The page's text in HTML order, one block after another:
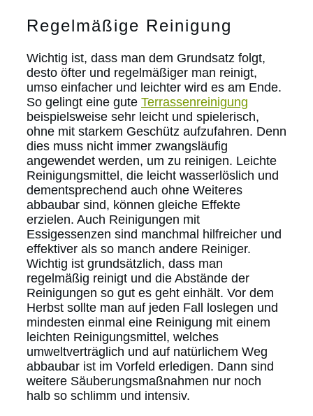
Regelmäßige Reinigung
Wichtig ist, dass man dem Grundsatz folgt,
desto öfter und regelmäßiger man reinigt,
umso einfacher und leichter wird es am Ende.
So gelingt eine gute Terrassenreinigung
beispielsweise sehr leicht und spielerisch,
ohne mit starkem Geschütz aufzufahren. Denn
dies muss nicht immer zwangsläufig
angewendet werden, um zu reinigen. Leichte
Reinigungsmittel, die leicht wasserlöslich und
dementsprechend auch ohne Weiteres
abbaubar sind, können gleiche Effekte
erzielen. Auch Reinigungen mit
Essigessenzen sind manchmal hilfreicher und
effektiver als so manch andere Reiniger.
Wichtig ist grundsätzlich, dass man
regelmäßig reinigt und die Abstände der
Reinigungen so gut es geht einhält. Vor dem
Herbst sollte man auf jeden Fall loslegen und
mindesten einmal eine Reinigung mit einem
leichten Reinigungsmittel, welches
umweltverträglich und auf natürlichem Weg
abbaubar ist im Vorfeld erledigen. Dann sind
weitere Säuberungsmaßnahmen nur noch
halb so schlimm und intensiv.